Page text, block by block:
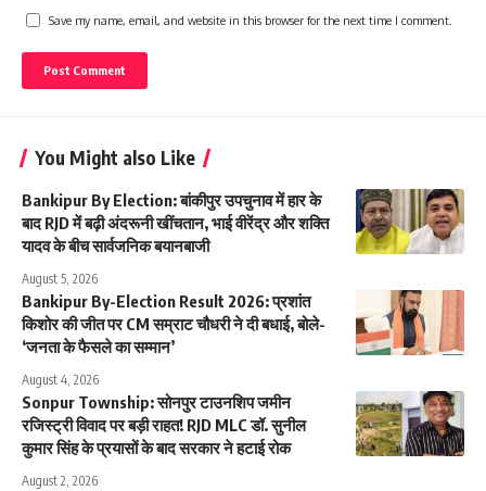
Save my name, email, and website in this browser for the next time I comment.
You Might also Like
Bankipur By Election: बांकीपुर उपचुनाव में हार के
बाद RJD में बढ़ी अंदरूनी खींचतान, भाई वीरेंद्र और शक्ति
यादव के बीच सार्वजनिक बयानबाजी
August 5, 2026
Bankipur By-Election Result 2026: प्रशांत
किशोर की जीत पर CM सम्राट चौधरी ने दी बधाई, बोले-
‘जनता के फैसले का सम्मान’
August 4, 2026
Sonpur Township: सोनपुर टाउनशिप जमीन
रजिस्ट्री विवाद पर बड़ी राहत! RJD MLC डॉ. सुनील
कुमार सिंह के प्रयासों के बाद सरकार ने हटाई रोक
August 2, 2026